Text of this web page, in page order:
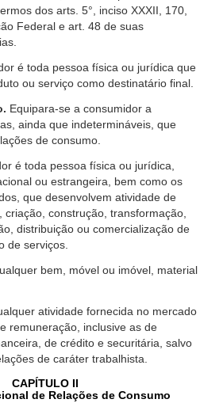
dos arts. 5°, inciso XXXII, 170,
Federal e art. 48 de suas
é toda pessoa física ou jurídica que
ou serviço como destinatário final.
Equipara-se a consumidor a
ainda que indetermináveis, que
de consumo.
é toda pessoa física ou jurídica,
ou estrangeira, bem como os
que desenvolvem atividade de
criação, construção, transformação,
distribuição ou comercialização de
de serviços.
bem, móvel ou imóvel, material
atividade fornecida no mercado
remuneração, inclusive as de
de crédito e securitária, salvo
de caráter trabalhista.
CAPÍTULO II
de Relações de Consumo